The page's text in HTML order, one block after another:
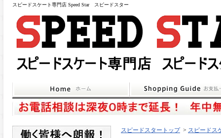
スピードスケート専門店 Speed Star スピードスター
スピードスタートップ > スピードス